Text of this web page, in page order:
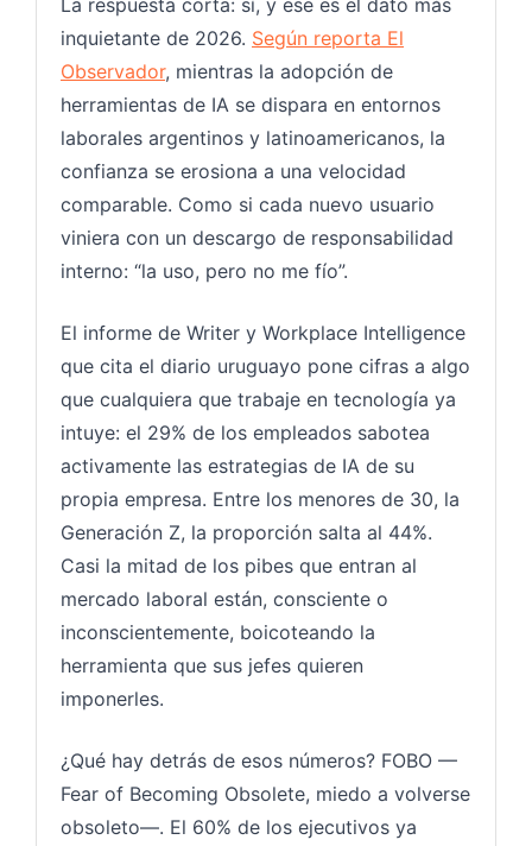
inquietante de 2026. Según reporta El
Observador, mientras la adopción de
herramientas de IA se dispara en entornos
laborales argentinos y latinoamericanos, la
confianza se erosiona a una velocidad
comparable. Como si cada nuevo usuario
viniera con un descargo de responsabilidad
interno: “la uso, pero no me fío”.
El informe de Writer y Workplace Intelligence
que cita el diario uruguayo pone cifras a algo
que cualquiera que trabaje en tecnología ya
intuye: el 29% de los empleados sabotea
activamente las estrategias de IA de su
propia empresa. Entre los menores de 30, la
Generación Z, la proporción salta al 44%.
Casi la mitad de los pibes que entran al
mercado laboral están, consciente o
inconscientemente, boicoteando la
herramienta que sus jefes quieren
imponerles.
¿Qué hay detrás de esos números? FOBO —
Fear of Becoming Obsolete, miedo a volverse
obsoleto—. El 60% de los ejecutivos ya